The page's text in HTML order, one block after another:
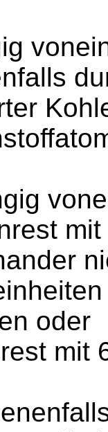
oder
mit